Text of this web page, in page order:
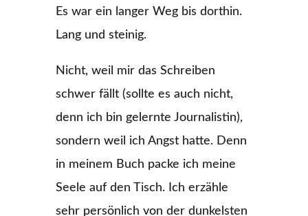
Es war ein langer Weg bis dorthin.
Lang und steinig.
Nicht, weil mir das Schreiben
schwer fällt (sollte es auch nicht,
denn ich bin gelernte Journalistin),
sondern weil ich Angst hatte. Denn
in meinem Buch packe ich meine
Seele auf den Tisch. Ich erzähle
sehr persönlich von der dunkelsten